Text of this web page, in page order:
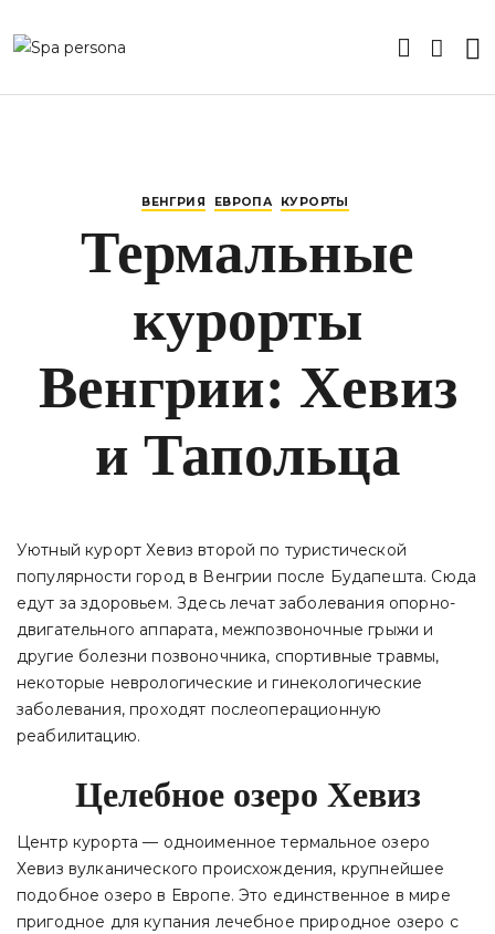
ВЕНГРИЯ ЕВРОПА КУРОРТЫ
Термальные
курорты
Венгрии: Хевиз
и Тапольца
Уютный курорт Хевиз второй по туристической
популярности город в Венгрии после Будапешта. Сюда
едут за здоровьем. Здесь лечат заболевания опорно-
двигательного аппарата, межпозвоночные грыжи и
другие болезни позвоночника, спортивные травмы,
некоторые неврологические и гинекологические
заболевания, проходят послеоперационную
реабилитацию.
Целебное озеро Хевиз
Центр курорта — одноименное термальное озеро
Хевиз вулканического происхождения, крупнейшее
подобное озеро в Европе. Это единственное в мире
пригодное для купания лечебное природное озеро с